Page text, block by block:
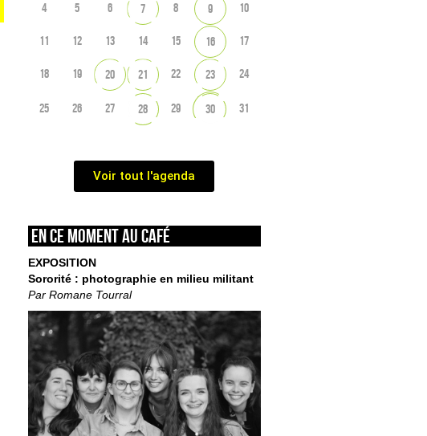
4 5 6 7 8 9 10
11 12 13 14 15 16 17
18 19 20 21 22 23 24
25 26 27 28 29 30 31
Voir tout l'agenda
En ce moment au café
EXPOSITION
Sororité : photographie en milieu militant
Par Romane Tourral